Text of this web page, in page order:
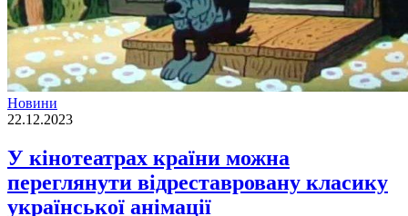
Новини
22.12.2023
У кінотеатрах країни можна
переглянути відреставровану класику
української анімації